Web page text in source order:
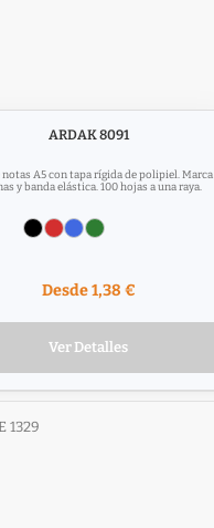
ARDAK 8091
notas A5 con tapa rígida de polipiel. Marca
y banda elástica. 100 hojas a una raya.
Desde 1,38 €
Ver Detalles